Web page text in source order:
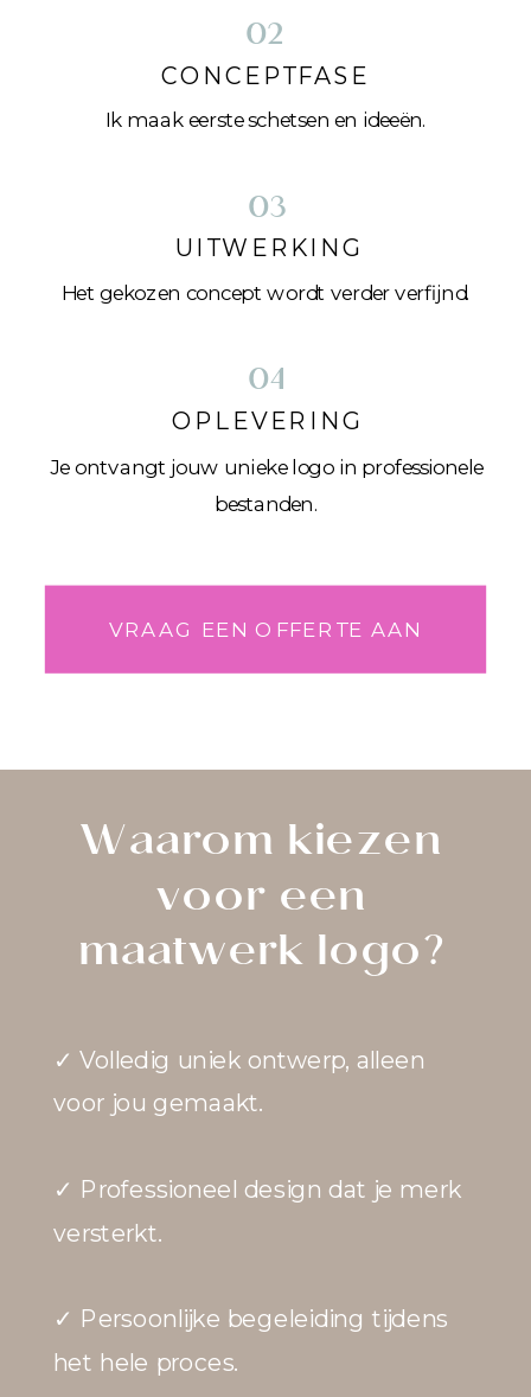
VRAAG EEN OFFERTE AAN
02
Ik maak eerste schetsen en ideeën.
CONCEPTFASE
03
Het gekozen concept wordt verder verfijnd.
UITWERKING
04
Je ontvangt jouw unieke logo in professionele
bestanden.
OPLEVERING
✓ Volledig uniek ontwerp, alleen
voor jou gemaakt.
✓ Professioneel design dat je merk
versterkt.
✓ Persoonlijke begeleiding tijdens
het hele proces.
Waarom kiezen
voor een
maatwerk logo?